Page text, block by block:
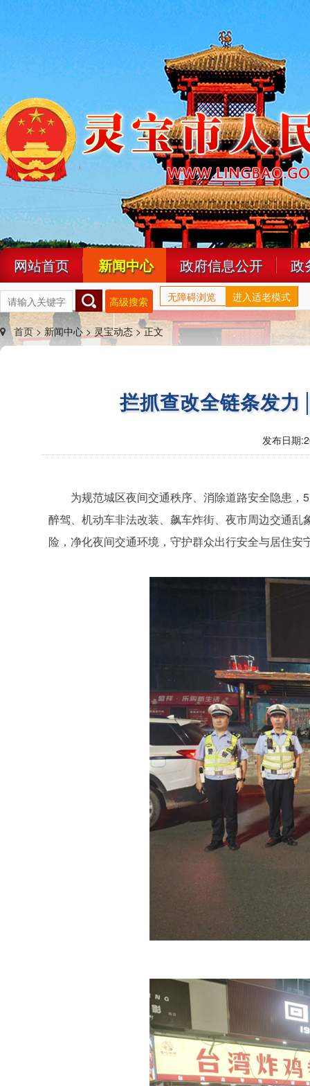
网站首页 新闻中心 政府信息公开 政
高级搜索 无障碍浏览 进入适老模式
首页 > 新闻中心 >灵宝动态 >正文
拦抓查改全链条发力
发布日期:
为规范城区夜间交通秩序、消除道路安全隐患
醉驾、机动车非法改装、飙车炸街、夜市周边交通乱
险，净化夜间交通环境，守护群众出行安全与居住安